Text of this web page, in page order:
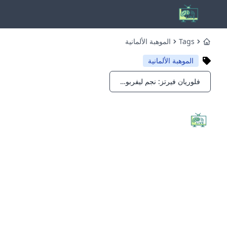
Home
Tags
الموهبة الألمانية
الموهبة الألمانية
Notifications فلوريان فيرتز: نجم ليفربول الجديد ومركزه الحاسم